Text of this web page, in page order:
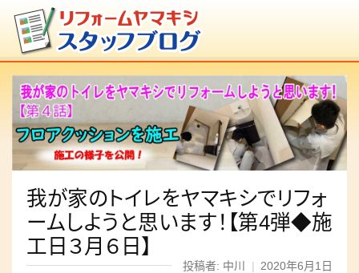
我が家のトイレをヤマキシでリフォ
ームしようと思います！【第4弾◆施
工日３月６日】
投稿者: 中川 | 2020年6月1日